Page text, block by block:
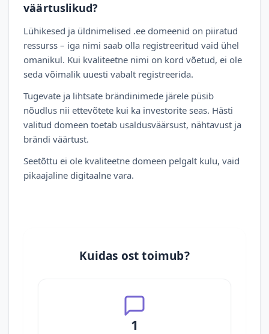
väärtuslikud?
Lühikesed ja üldnimelised .ee domeenid on piiratud
ressurss – iga nimi saab olla registreeritud vaid ühel
omanikul. Kui kvaliteetne nimi on kord võetud, ei ole
seda võimalik uuesti vabalt registreerida.
Tugevate ja lihtsate brändinimede järele püsib
nõudlus nii ettevõtete kui ka investorite seas. Hästi
valitud domeen toetab usaldusväärsust, nähtavust ja
brändi väärtust.
Seetõttu ei ole kvaliteetne domeen pelgalt kulu, vaid
pikaajaline digitaalne vara.
Kuidas ost toimub?
1